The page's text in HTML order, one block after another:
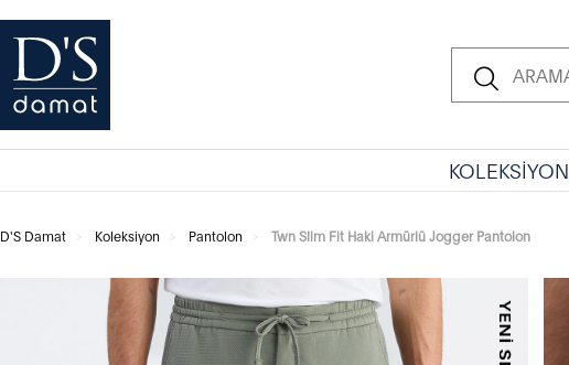
KOLEKSİYON
D'S Damat Koleksiyon Pantolon Twn Slim Fit Haki Armürlü Jogger Pantolon